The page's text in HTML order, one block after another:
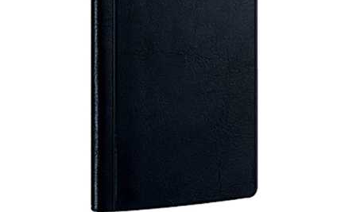
実用性を追求した本格派ダイアリーコンパクトな
ボディに機能的なコンテンツがぎっしり詰まって
メーカー希望小売価格：